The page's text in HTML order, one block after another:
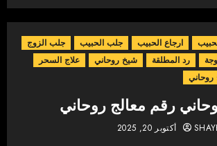
ارجاع الحبيب جلب الحبيب
جلب الزوج
رد المطلقة شيخ روحاني
علاج السحر
روحاني
رقم معالج روحاني
أكتوبر 20, 2025